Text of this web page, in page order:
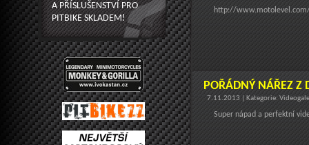
http://
POŘÁDNÝ NÁŘEZ Z
7.11.2013 | Kategorie:
Super nápad a perfektní
A PŘÍSLUŠENSTVÍ PRO
PITBIKE SKLADEM!